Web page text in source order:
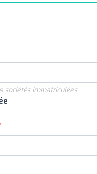
sociétés immatriculées